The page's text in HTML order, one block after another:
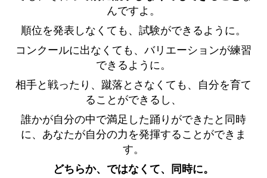
んですよ。
順位を発表しなくても、試験ができるように。
コンクールに出なくても、バリエーションが練習
できるように。
相手と戦ったり、蹴落とさなくても、自分を育て
ることができるし、
誰かが自分の中で満足した踊りができたと同時
に、あなたが自分の力を発揮することができま
す。
どちらか、ではなくて、同時に。